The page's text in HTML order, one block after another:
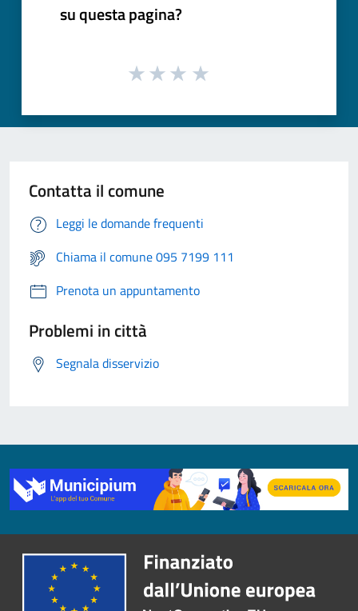
su questa pagina?
Contatta il comune
Leggi le domande frequenti
Chiama il comune 095 7199 111
Prenota un appuntamento
Problemi in città
Segnala disservizio